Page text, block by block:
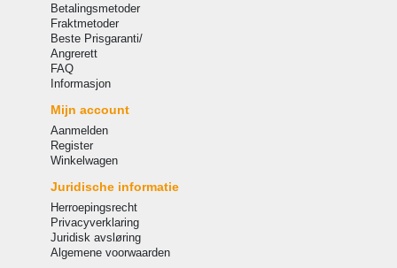
Betalingsmetoder
Fraktmetoder
Beste Prisgaranti/
Angrerett
FAQ
Informasjon
Mijn account
Aanmelden
Register
Winkelwagen
Juridische informatie
Herroepingsrecht
Privacyverklaring
Juridisk avsløring
Algemene voorwaarden